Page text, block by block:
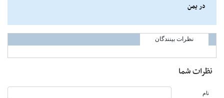
در یمن
نظرات بینندگان
نظرات شما
نام